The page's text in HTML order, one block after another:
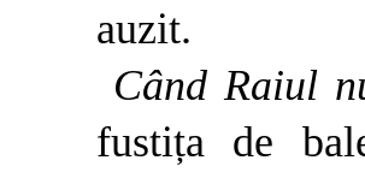
auzit.
Când Raiul
fustița de